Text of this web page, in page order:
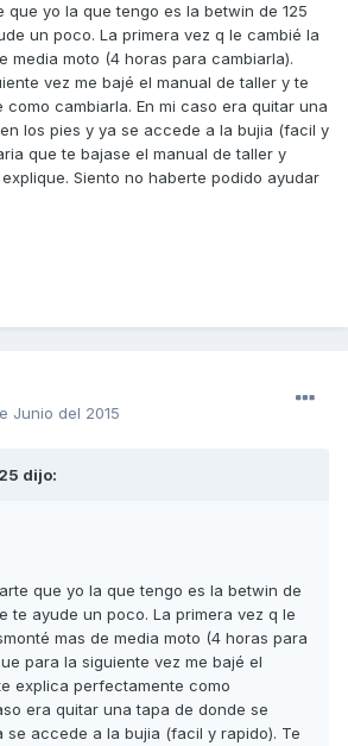
que yo la que tengo es la betwin de 125
un poco. La primera vez q le cambié la
media moto (4 horas para cambiarla).
vez me bajé el manual de taller y te
cambiarla. En mi caso era quitar una
los pies y ya se accede a la bujia (facil y
que te bajase el manual de taller y
Siento no haberte podido ayudar
Junio del 2015
dijo:
que yo la que tengo es la betwin de
te ayude un poco. La primera vez q le
mas de media moto (4 horas para
para la siguiente vez me bajé el
explica perfectamente como
era quitar una tapa de donde se
se accede a la bujia (facil y rapido). Te